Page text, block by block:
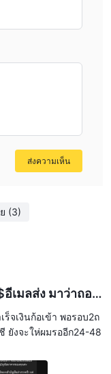
ด $500) ที่เพิ่มมาร์จิ้
ะเภท ช่วยให้
ต้นเท่าเดิม ในขณะที่
การถอนเงินฝากบาง
จอร์
ยเหลือแบบเต็มรูปแบบ
างรวดเร็วผ่านการ
(3)
เมลส่ง มาว่าถอน
เมลมา ถอนอนุมัติ
48ชั่วโมง เงินไ
จเงินก้อเข้า พอรอบ2ถ
ยังจะให่ผมรออีก24-48
ส่งความเห็น